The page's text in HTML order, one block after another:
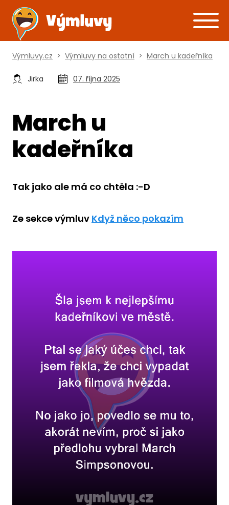
Výmluvy.cz > Výmluvy na ostatní > March u kadeřníka
Jirka 07. října 2025
March u
kadeřníka
Tak jako ale má co chtěla :-D
Ze sekce výmluv Když něco pokazím